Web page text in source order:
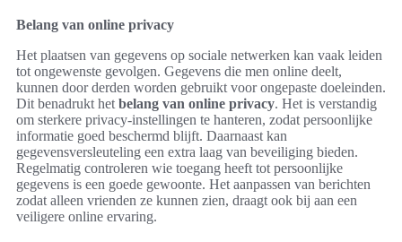
Belang van online privacy
Het plaatsen van gegevens op sociale netwerken kan vaak leiden
tot ongewenste gevolgen. Gegevens die men online deelt,
kunnen door derden worden gebruikt voor ongepaste doeleinden.
Dit benadrukt het belang van online privacy. Het is verstandig
om sterkere privacy-instellingen te hanteren, zodat persoonlijke
informatie goed beschermd blijft. Daarnaast kan
gegevensversleuteling een extra laag van beveiliging bieden.
Regelmatig controleren wie toegang heeft tot persoonlijke
gegevens is een goede gewoonte. Het aanpassen van berichten
zodat alleen vrienden ze kunnen zien, draagt ook bij aan een
veiligere online ervaring.